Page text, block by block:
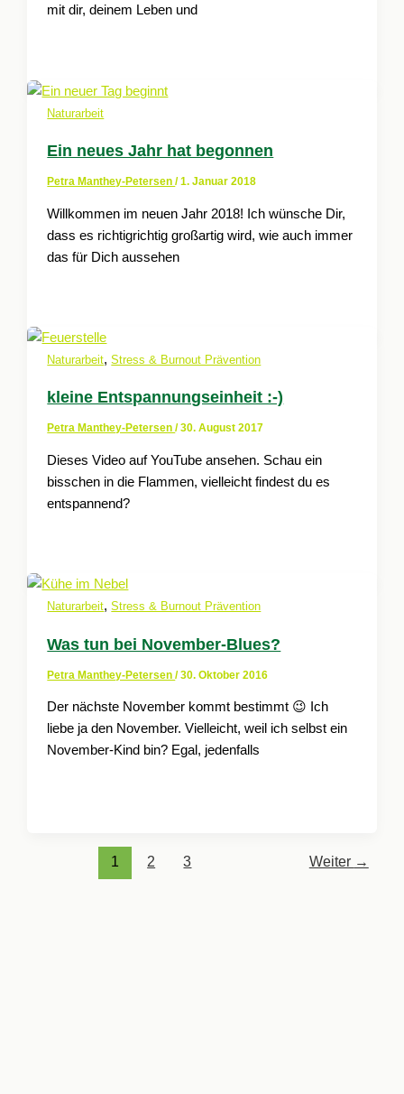
mit dir, deinem Leben und
Naturarbeit
Ein neues Jahr hat begonnen
Petra Manthey-Petersen/1. Januar 2018
Willkommen im neuen Jahr 2018! Ich wünsche Dir,
dass es richtigrichtig großartig wird, wie auch immer
das für Dich aussehen
Naturarbeit,Stress & Burnout Prävention
kleine Entspannungseinheit :-)
Petra Manthey-Petersen/30. August 2017
Dieses Video auf YouTube ansehen. Schau ein
bisschen in die Flammen, vielleicht findest du es
entspannend?
Naturarbeit,Stress & Burnout Prävention
Was tun bei November-Blues?
Petra Manthey-Petersen/30. Oktober 2016
Der nächste November kommt bestimmt 😉 Ich
liebe ja den November. Vielleicht, weil ich selbst ein
November-Kind bin? Egal, jedenfalls
1 2 3 Weiter →